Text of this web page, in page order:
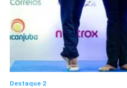
Destaque 2